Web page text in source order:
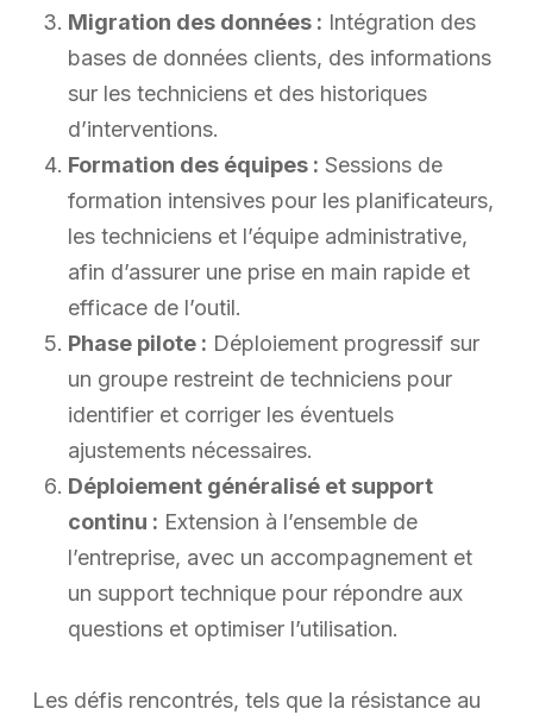
Migration des données : Intégration des
bases de données clients, des informations
sur les techniciens et des historiques
d’interventions.
Formation des équipes : Sessions de
formation intensives pour les planificateurs,
les techniciens et l’équipe administrative,
afin d’assurer une prise en main rapide et
efficace de l’outil.
Phase pilote : Déploiement progressif sur
un groupe restreint de techniciens pour
identifier et corriger les éventuels
ajustements nécessaires.
Déploiement généralisé et support
continu : Extension à l’ensemble de
l’entreprise, avec un accompagnement et
un support technique pour répondre aux
questions et optimiser l’utilisation.
Les défis rencontrés, tels que la résistance au